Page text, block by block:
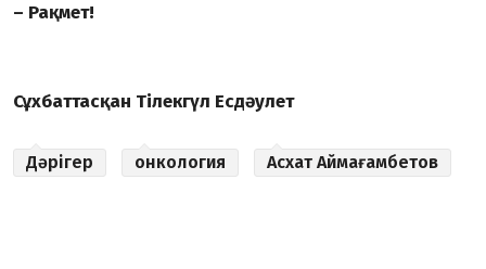
– Рақмет!
Сұхбаттасқан Тілекгүл Есдәулет
Дәрігер онкология Асхат Аймағамбетов